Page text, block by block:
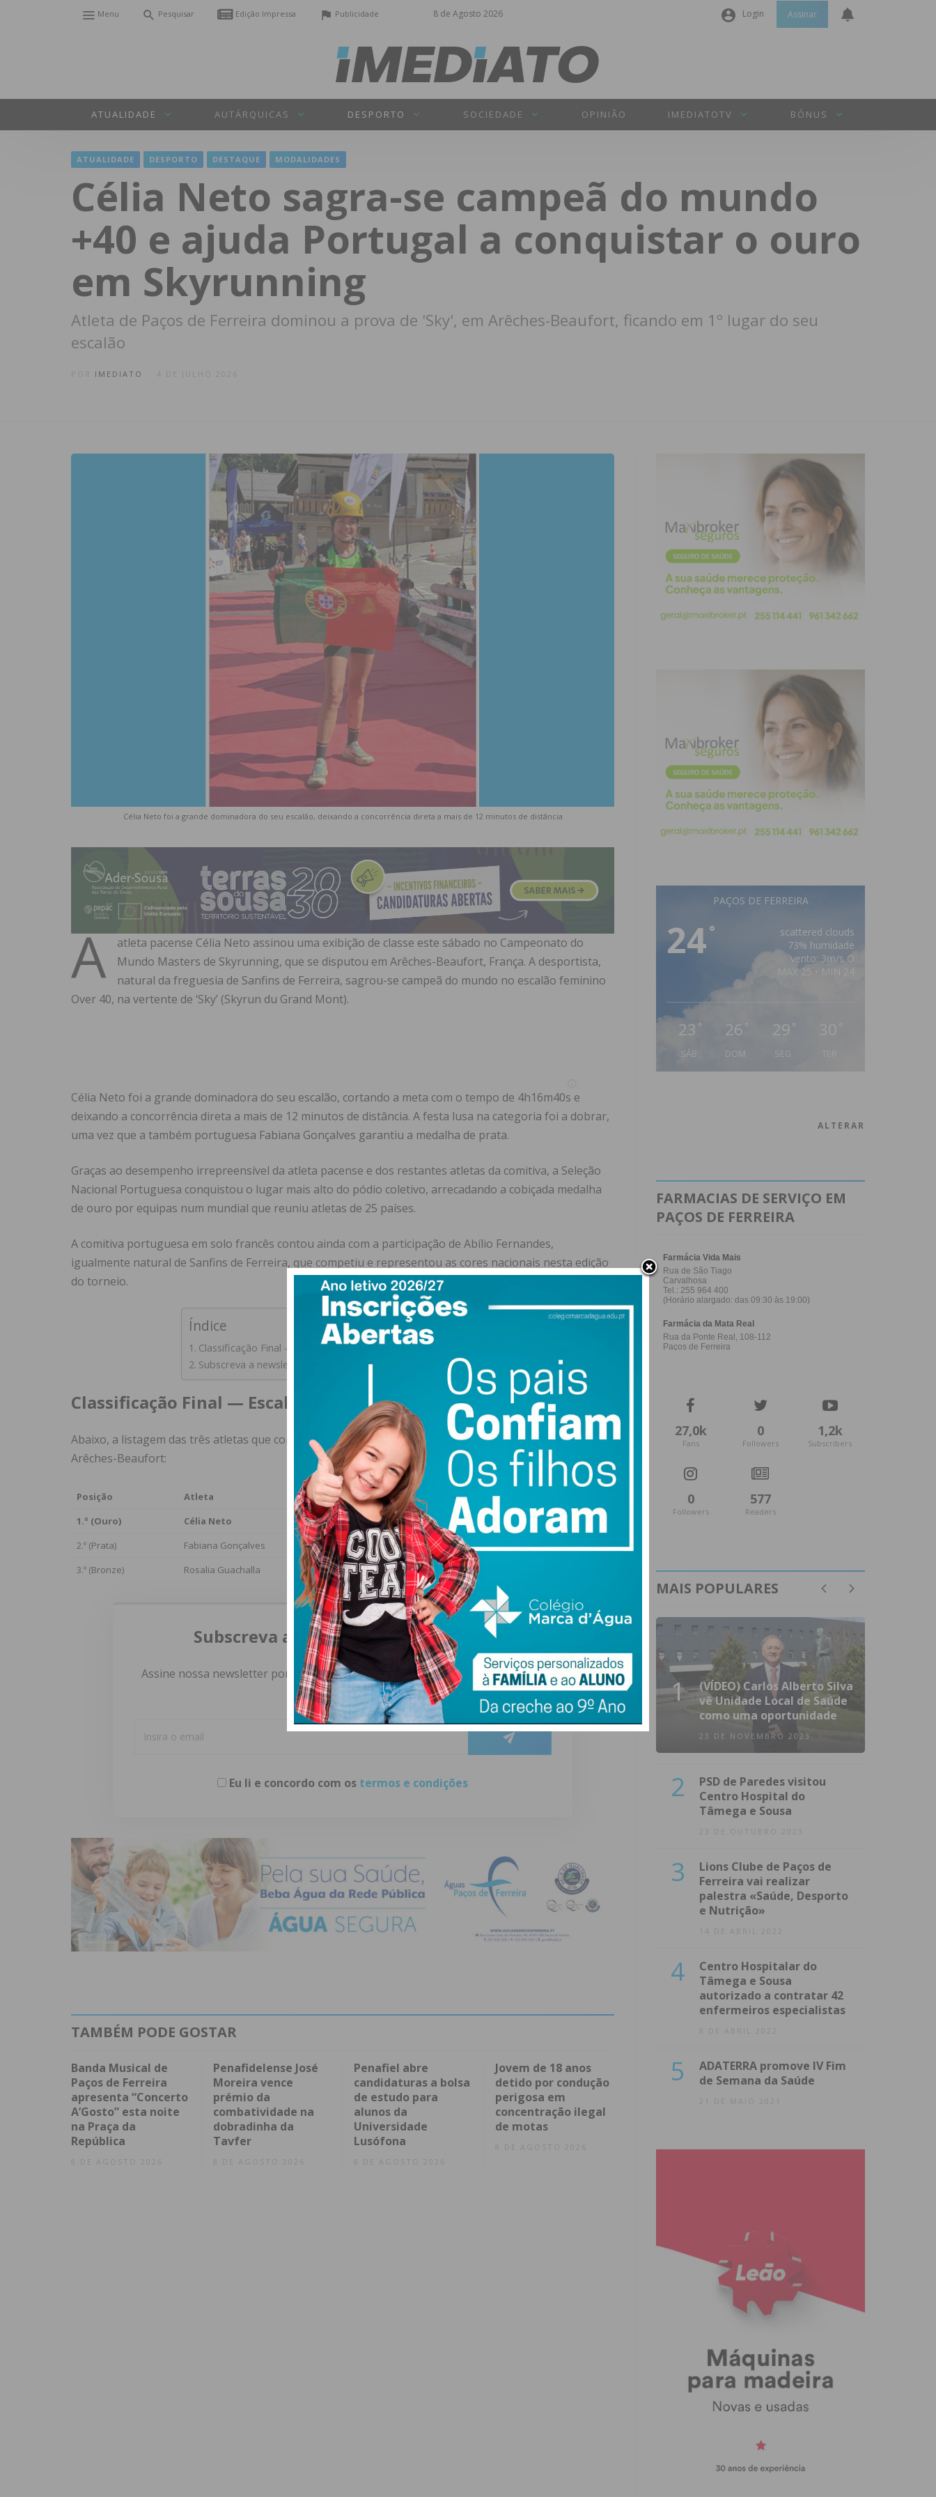
8 de Agosto 2026
Menu Pesquisar Edição Impressa Publicidade Login
Senha
INICIAR SESSÃO
Perdeu a sua senha?
Assinar
ATUALIDADE AUTÁRQUICAS DESPORTO SOCIEDADE OPINIÃO IMEDIATOTV BÓNUS
ATUALIDADE DESPORTO DESTAQUE MODALIDADES
Célia Neto sagra-se campeã do mundo
+40 e ajuda Portugal a conquistar o ouro
em Skyrunning
Atleta de Paços de Ferreira dominou a prova de 'Sky', em Arêches-Beaufort, ficando em 1º lugar do seu
escalão
IMEDIATO 4 DE JULHO 2026
Célia Neto foi a grande dominadora do seu escalão, deixando a concorrência direta a mais de 12 minutos de distância
A
atleta pacense Célia Neto assinou uma exibição de classe este sábado no Campeonato do
Mundo Masters de Skyrunning, que se disputou em Arêches-Beaufort, França. A desportista,
natural da freguesia de Sanfins de Ferreira, sagrou-se campeã do mundo no escalão feminino
Over 40, na vertente de ‘Sky’ (Skyrun du Grand Mont).
Célia Neto foi a grande dominadora do seu escalão, cortando a meta com o tempo de 4h16m40s e
deixando a concorrência direta a mais de 12 minutos de distância. A festa lusa na categoria foi a dobrar,
uma vez que a também portuguesa Fabiana Gonçalves garantiu a medalha de prata.
Graças ao desempenho irrepreensível da atleta pacense e dos restantes atletas da comitiva, a Seleção
Nacional Portuguesa conquistou o lugar mais alto do pódio coletivo, arrecadando a cobiçada medalha
de ouro por equipas num mundial que reuniu atletas de 25 países.
A comitiva portuguesa em solo francês contou ainda com a participação de Abílio Fernandes,
igualmente natural de Sanfins de Ferreira, que competiu e representou as cores nacionais nesta edição
do torneio.
Índice
Classificação Final — Escalão Feminino Over 40 (Disciplina ‘Sky’)
Subscreva a newsletter do Imediato
Classificação Final — Escalão Feminino Over 40 (Disciplina ‘Sky’)
Abaixo, a listagem das três atletas que conquistaram os lugares de pódio na exigente corrida alpina de
Arêches-Beaufort:
Posição Atleta País
Tempo Oficial
1.º (Ouro)
Célia Neto ** Portugal**
4h16m40s
2.º (Prata)
Fabiana Gonçalves Portugal
4h28m54s
3.º (Bronze)
Rosalia Guachalla Bolívia 4h49m08s
Subscreva a newsletter do Imediato
Assine nossa newsletter por e-mail e obtenha de forma regular a informação
atualizada.
Eu li e concordo com os termos e condições
TAMBÉM PODE GOSTAR
Banda Musical de
Paços de Ferreira
apresenta “Concerto
A’Gosto” esta noite
na Praça da
República
8 DE AGOSTO 2026
Penafidelense José
Moreira vence
prémio da
combatividade na
dobradinha da
Tavfer
8 DE AGOSTO 2026
Penafiel abre
candidaturas a bolsa
de estudo para
alunos da
Universidade
Lusófona
8 DE AGOSTO 2026
Jovem de 18 anos
detido por condução
perigosa em
concentração ilegal
de motas
8 DE AGOSTO 2026
PAÇOS DE FERREIRA
24°
scattered clouds
73% humidade
vento: 3m/s O
MAX 25 • MIN 24
23 °
SÁB
26 °
DOM
29 °
SEG
30 °
ALTERAR
FARMACIAS DE SERVIÇO EM
PAÇOS DE FERREIRA
27,0k
Fans
0
Followers
1,2k
Subscribers
0
Followers
577
Readers
MAIS POPULARES
1
(VÍDEO) Carlos Alberto Silva
vê Unidade Local de Saúde
como uma oportunidade
23 DE NOVEMBRO 2023
2
PSD de Paredes visitou
Centro Hospital do
Tâmega e Sousa
23 DE OUTUBRO 2023
3
Lions Clube de Paços de
Ferreira vai realizar
palestra «Saúde, Desporto
e Nutrição»
14 DE ABRIL 2022
4
Centro Hospitalar do
Tâmega e Sousa
autorizado a contratar 42
enfermeiros especialistas
8 DE ABRIL 2022
5
ADATERRA promove IV Fim
de Semana da Saúde
21 DE MAIO 2021